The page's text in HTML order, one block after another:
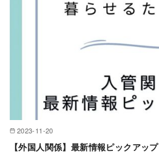
2023-11-20
【外国人関係】最新情報ピックアップ